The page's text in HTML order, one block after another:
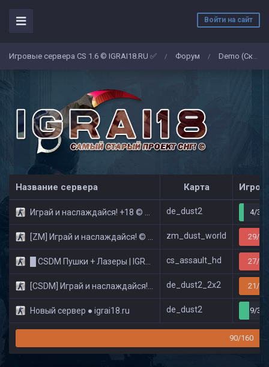
Войти на сайт
Игровые сервера CS 1.6 © IGRAI18.RU ✅ / Форум / Demo (Скриншоты)
Название сервера Карта
Играй и наслаждайся! +18 © Public de_dust2 4/32
[ZM] Играй и наслаждайся! © Zombie Show zm_dust_world 29/32
█ CSDM Пушки + Лазеры | IGRAI18.RU ツ █ cs_assault_hd 27/32
[CSDM] Играй и наслаждайся! © Classic de_dust2_2x2 21/32
Новый сервер ● igrai18.ru de_dust2 9/32
90/160